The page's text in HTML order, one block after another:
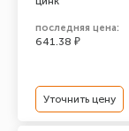
последняя цена:
641.38 ₽
Уточнить цену